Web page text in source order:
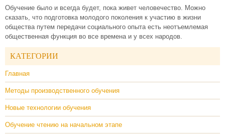
Обучение было и всегда будет, пока живет человечество. Можно
сказать, что подготовка молодого поколения к участию в жизни
общества путем передачи социального опыта есть неотъемлемая
общественная функция во все времена и у всех народов.
КАТЕГОРИИ
Главная
Методы производственного обучения
Новые технологии обучения
Обучение чтению на начальном этапе